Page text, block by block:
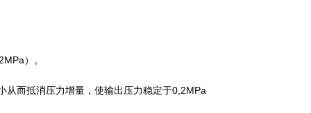
）。
从而抵消压力增量，使输出压力稳定于0,2MPa